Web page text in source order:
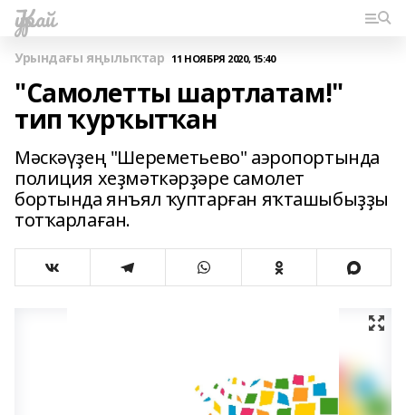
Ҡурай
Урындағы яңылыҡтар 11 НОЯБРЯ 2020, 15:40
"Самолетты шартлатам!"
тип ҡурҡытҡан
Мәскәүҙең "Шереметьево" аэропортында
полиция хеҙмәткәрҙәре самолет
бортында янъял ҡуптарған яҡташыбыҙҙы
тотҡарлаған.